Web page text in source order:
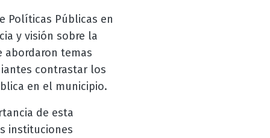
Políticas Públicas en
y visión sobre la
abordaron temas
contrastar los
en el municipio.
de esta
instituciones